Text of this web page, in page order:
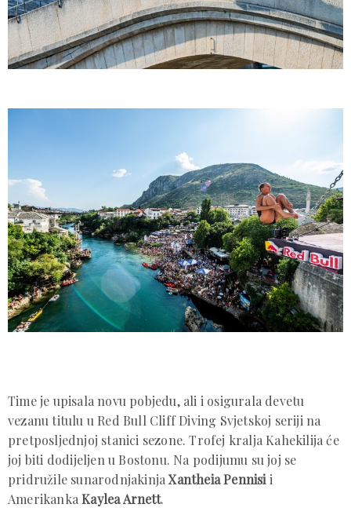
Time je upisala novu pobjedu, ali i osigurala devetu
vezanu titulu u Red Bull Cliff Diving Svjetskoj seriji na
pretposljednjoj stanici sezone. Trofej kralja Kahekilija će
joj biti dodijeljen u Bostonu. Na podijumu su joj se
pridružile sunarodnjakinjaXantheia Pennisi i
AmerikankaKaylea Arnett.